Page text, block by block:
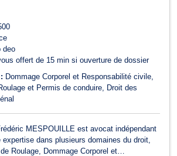
deo
offert de 15 min si ouverture de dossier
Dommage Corporel et Responsabilité civile
et Permis de conduire
Droit des
MESPOUILLE est avocat indépendant
dans plusieurs domaines du droit,
Roulage, Dommage Corporel et